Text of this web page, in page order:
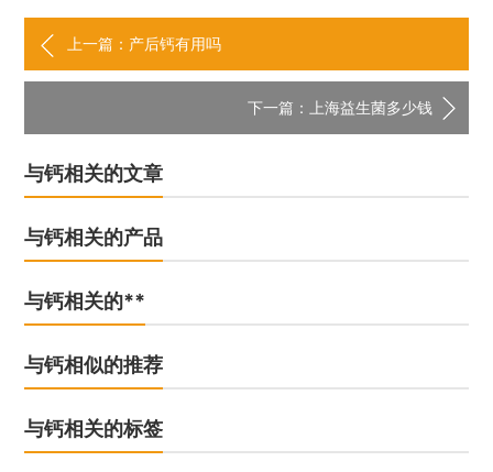
上一篇：产后钙有用吗
下一篇：上海益生菌多少钱
与钙相关的文章
与钙相关的产品
与钙相关的**
与钙相似的推荐
与钙相关的标签